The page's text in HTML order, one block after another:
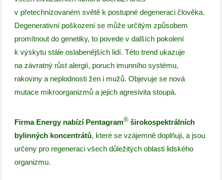
v přetechnizovaném světě k postupné degeneraci člověka.
Degenerativní poškození se může určitým způsobem
promítnout do genetiky, to povede v dalších pokolení
k výskytu stále oslabenějších lidí. Této trend ukazuje
na závratný růst alergií, poruch imunního systému,
rakoviny a neplodnosti žen i mužů. Objevuje se nová
mutace mikroorganizmů a jejich agresivita stoupá.
Firma Energy nabízí Pentagram® širokospektrálních
bylinných koncentrátů, které se vzájemně doplňuji, a jsou
určeny pro regeneraci všech důležitých oblasti lidského
organizmu.